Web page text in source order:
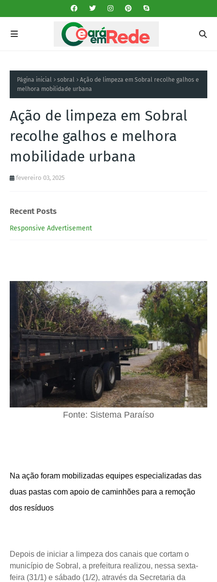
Página inicial sobral
Ação de limpeza em Sobral recolhe galhos e
melhora mobilidade urbana
Ação de limpeza em Sobral
recolhe galhos e melhora
mobilidade urbana
fevereiro 03, 2025
Recent Posts
Responsive Advertisement
Fonte: Sistema Paraíso
Na ação foram mobilizadas equipes especializadas das
duas pastas com apoio de caminhões para a remoção
dos resíduos
Depois de iniciar a limpeza dos canais que cortam o
município de Sobral, a prefeitura realizou, nessa sexta-
feira (31/1) e sábado (1/2), através da Secretaria da